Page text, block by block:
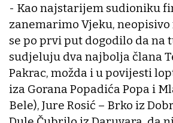
- Kao najstarijem sudioniku
zanemarimo Vjeku, neopisivo
se po prvi put dogodilo da na
sudjeluju dva najbolja člana
Pakrac, možda i u povijesti
iza Gorana Popadića Popa i
Bele), Jure Rosić – Brko iz